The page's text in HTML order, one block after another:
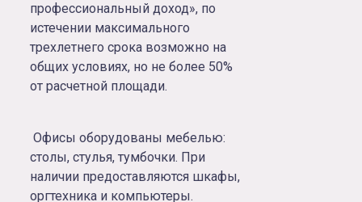
профессиональный доход», по
истечении максимального
трехлетнего срока возможно на
общих условиях, но не более 50%
от расчетной площади.
Офисы оборудованы мебелью:
столы, стулья, тумбочки. При
наличии предоставляются шкафы,
оргтехника и компьютеры.